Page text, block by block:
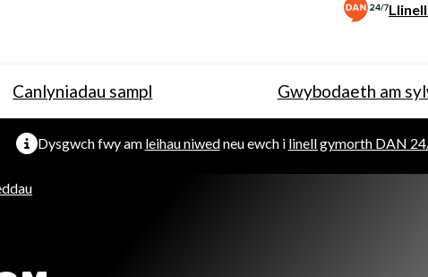
Canlyniadau sampl Gwybodaeth am
Dysgwch fwy am leihau niwedneu ewch i linell gymorth DAN